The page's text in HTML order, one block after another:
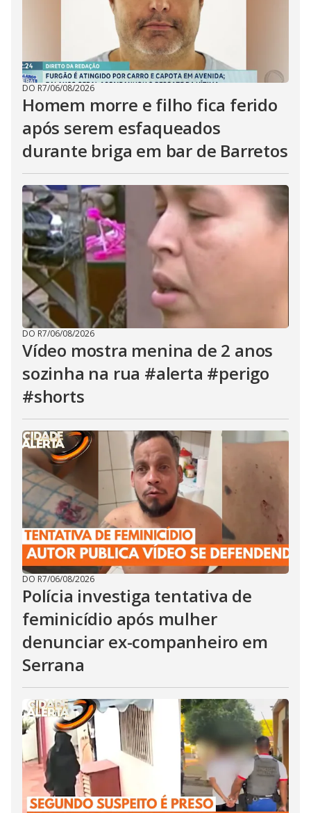
DO R7/06/08/2026
Homem morre e filho fica ferido
após serem esfaqueados
durante briga em bar de Barretos
DO R7/06/08/2026
Vídeo mostra menina de 2 anos
sozinha na rua #alerta #perigo
#shorts
DO R7/06/08/2026
Polícia investiga tentativa de
feminicídio após mulher
denunciar ex-companheiro em
Serrana